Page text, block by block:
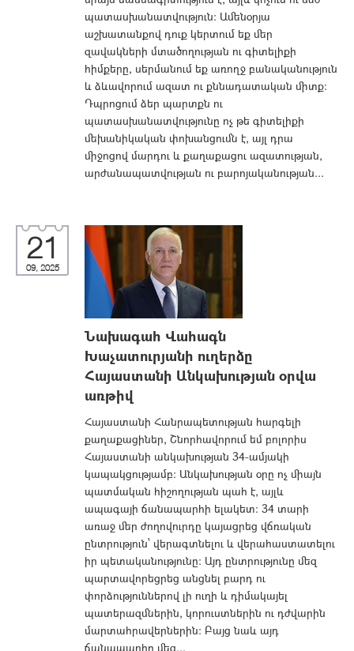
պատասխանատվություն։ Ամենօրյա
աշխատանքով դուք կերտում եք մեր
զավակների մտածողության ու գիտելիքի
հիմքերը, սերմանում եք առողջ բանականություն
և ձևավորում ազատ ու քննադատական միտք։
Դպրոցում ձեր պարտքն ու
պատասխանատվությունը ոչ թե գիտելիքի
մեխանիկական փոխանցումն է, այլ դրա
միջոցով մարդու և քաղաքացու ազատության,
արժանապատվության ու բարոյականության...
21
09, 2025
Նախագահ Վահագն
Խաչատուրյանի ուղերձը
Հայաստանի Անկախության օրվա
առթիվ
Հայաստանի Հանրապետության հարգելի
քաղաքացիներ, Շնորհավորում եմ բոլորիս
Հայաստանի անկախության 34-ամյակի
կապակցությամբ: Անկախության օրը ոչ միայն
պատմական հիշողության պահ է, այլև
ապագայի ճանապարհի ելակետ։ 34 տարի
առաջ մեր ժողովուրդը կայացրեց վճռական
ընտրություն՝ վերագտնելու և վերահաստատելու
իր պետականությունը։ Այդ ընտրությունը մեզ
պարտավորեցրեց անցնել բարդ ու
փորձություններով լի ուղի և դիմակայել
պատերազմներին, կորուստներին ու դժվարին
մարտահրավերներին։ Բայց նաև այդ
ճանապարհը մեզ...